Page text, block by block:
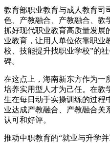
教育部职业教育与成人教育司
色、产教融合、产教融合、教
抓好现代职业教育高质量发展
业教育，让用人单位依靠职业
校、技能提升找职业学校”的
碑。
在这点上，海南新东方作为一
培养实用型人才为己任。在教
生在每日动手实操训练的过程
业达成产教融合、产教融合关
认可和好评。
推动中职教育的“就业与升学并